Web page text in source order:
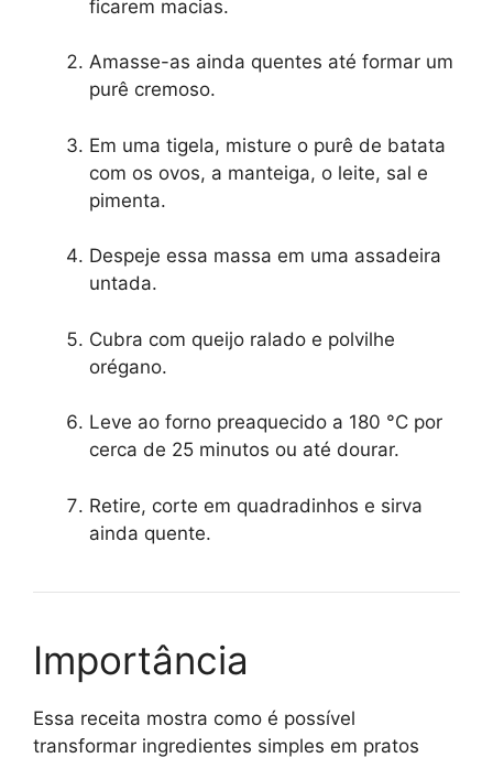
ficarem macias.
Amasse-as ainda quentes até formar um
purê cremoso.
Em uma tigela, misture o purê de batata
com os ovos, a manteiga, o leite, sal e
pimenta.
Despeje essa massa em uma assadeira
untada.
Cubra com queijo ralado e polvilhe
orégano.
Leve ao forno preaquecido a 180 °C por
cerca de 25 minutos ou até dourar.
Retire, corte em quadradinhos e sirva
ainda quente.
Importância
Essa receita mostra como é possível
transformar ingredientes simples em pratos